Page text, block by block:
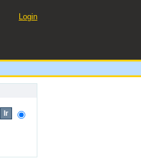
Login